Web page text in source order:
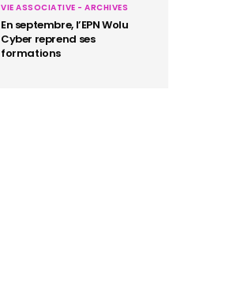
VIE ASSOCIATIVE - ARCHIVES
En septembre, l’EPN Wolu
Cyber reprend ses
formations